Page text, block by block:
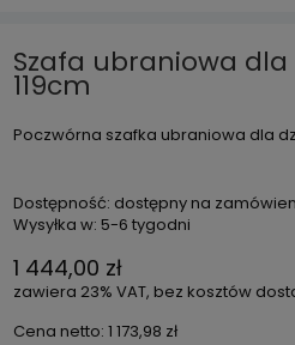
Szafa ubraniowa
119cm
Poczwórna szafka ubraniowa dla
Dostępność: dostępny na
Wysyłka w: 5-6 tygodni
1 444,00 zł
zawiera 23% VAT, bez kosztów
Cena netto: 1 173,98 zł